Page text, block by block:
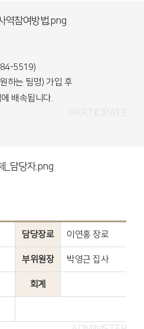
5519)
하는 팀명) 가입 후
배속됩니다.
담당장로 이연홍 장로
부위원장 박영근 집사
회계